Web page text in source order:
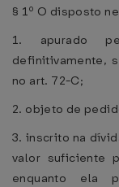
§ 1º O disposto
1. apurado
definitivamente,
no art. 72-C;
2. objeto de
3. inscrito na
valor suficiente
enquanto ela